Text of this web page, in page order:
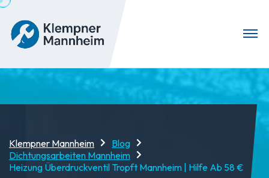
Klempner Mannheim
Blog
Dichtungsarbeiten Mannheim
Heizung Überdruckventil Tropft Mannheim | Hilfe Ab 58 €